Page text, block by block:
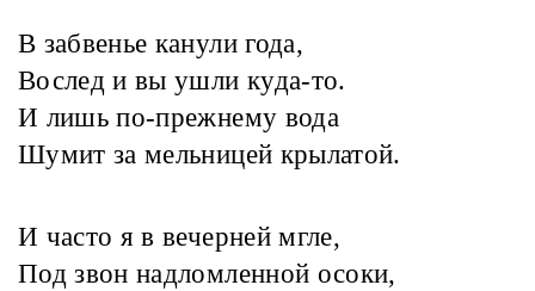
В забвенье канули года,
Вослед и вы ушли куда-то.
И лишь по-прежнему вода
Шумит за мельницей крылатой.
И часто я в вечерней мгле,
Под звон надломленной осоки,